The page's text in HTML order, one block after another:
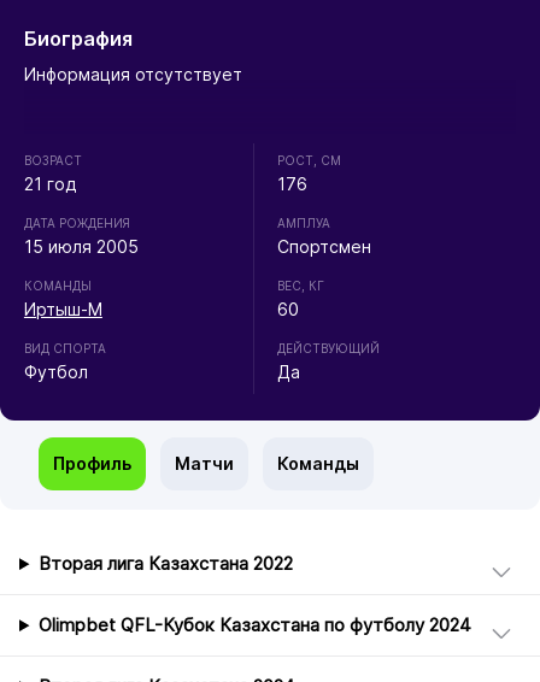
Биография
Информация отсутствует
ВОЗРАСТ
21 год
ДАТА РОЖДЕНИЯ
15 июля 2005
КОМАНДЫ
Иртыш-М
ВИД СПОРТА
Футбол
РОСТ, СМ
176
АМПЛУА
Спортсмен
ВЕС, КГ
60
ДЕЙСТВУЮЩИЙ
Да
Профиль Матчи Команды
Вторая лига Казахстана 2022
Olimpbet QFL-Кубок Казахстана по футболу 2024